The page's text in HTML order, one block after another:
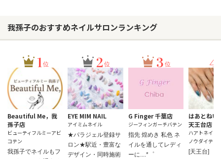
我孫子のおすすめネイルサロンランキング
1位
Beautiful Me，我
孫子店
ビューティフルミーアビ
コテン
我孫子でネイルもフ
2 位
EYE MIM NAIL
アイミムネイル
★パラジェル登録サ
ロン★駅近・豊富な
デザイン・同時施術
3 位
G Finger 千葉店
ジーフィンガーチバテン
指先 煌めき 私色 ネ
イルを通してレディ
ーに....*゜
4
はあとねい
天王台店
ハアトネイル
ノウダイテン
[天王台]